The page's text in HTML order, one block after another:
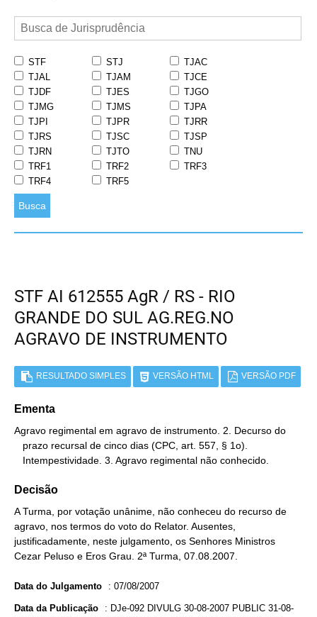
STF STJ
TJAC
TJAL
TJAM
TJCE
TJDF
TJES
TJGO
TJMG
TJMS
TJPA
TJPI
TJPR
TJRR
TJRS
TJSC
TJSP
TJRN
TJTO
TNU
TRF1
TRF2
TRF3
TRF4
TRF5
Busca
STF AI 612555 AgR / RS - RIO
GRANDE DO SUL AG.REG.NO
AGRAVO DE INSTRUMENTO
RESULTADO SIMPLES VERSÃO HTML VERSÃO PDF
Ementa
Agravo regimental em agravo de instrumento. 2. Decurso do
   Intempestividade. 3. Agravo regimental não conhecido.
Decisão
A Turma, por votação unânime, não conheceu do recurso de
agravo, nos termos do voto do Relator. Ausentes,
justificadamente, neste julgamento, os Senhores Ministros
Cezar Peluso e Eros Grau. 2ª Turma, 07.08.2007.
Data do Julgamento : 07/08/2007
Data da Publicação : DJe-092 DIVULG 30-08-2007 PUBLIC 31-08-